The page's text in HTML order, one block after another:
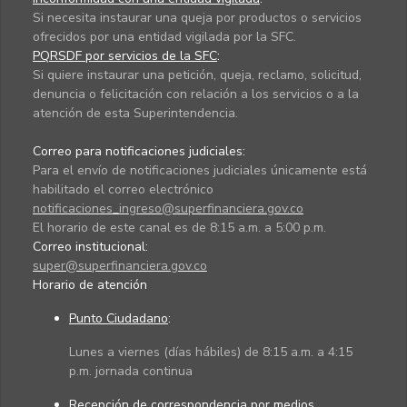
Si necesita instaurar una queja por productos o servicios
ofrecidos por una entidad vigilada por la SFC.
PQRSDF por servicios de la SFC:
Si quiere instaurar una petición, queja, reclamo, solicitud,
denuncia o felicitación con relación a los servicios o a la
atención de esta Superintendencia.
Correo para notificaciones judiciales:
Para el envío de notificaciones judiciales únicamente está
habilitado el correo electrónico
notificaciones_ingreso@superfinanciera.gov.co
El horario de este canal es de 8:15 a.m. a 5:00 p.m.
Correo institucional:
super@superfinanciera.gov.co
Horario de atención
Punto Ciudadano:
Lunes a viernes (días hábiles) de 8:15 a.m. a 4:15
p.m. jornada continua